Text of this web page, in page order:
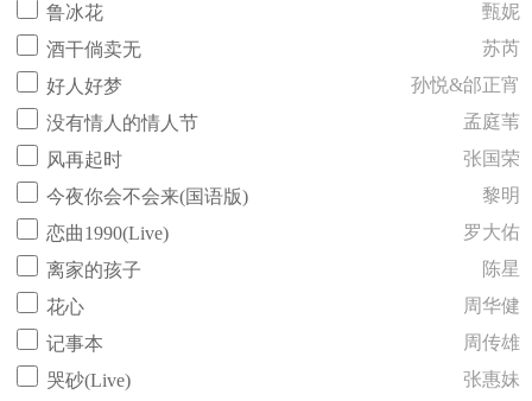
鲁冰花
甄妮
酒干倘卖无
苏芮
好人好梦
孙悦&邰正宵
没有情人的情人节
孟庭苇
风再起时
张国荣
今夜你会不会来(国语版)
黎明
恋曲1990(Live)
罗大佑
离家的孩子
陈星
花心
周华健
记事本
周传雄
哭砂(Live)
张惠妹